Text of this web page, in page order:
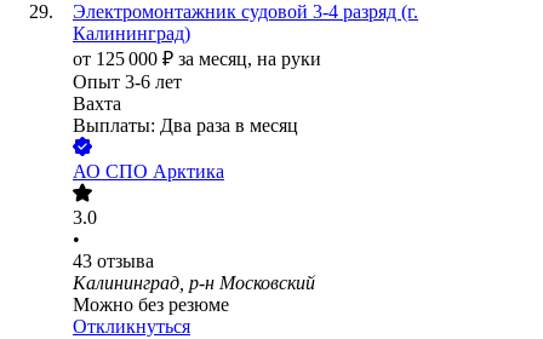
Электромонтажник судовой 3-4 разряд (г.
Калининград)
от 125 000 ₽ за месяц, на руки
Опыт 3-6 лет
Вахта
Выплаты: Два раза в месяц
АО СПО Арктика
3.0
•
43 отзыва
Калининград, р-н Московский
Можно без резюме
Откликнуться